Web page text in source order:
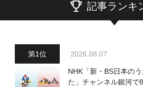
記事ランキ
2026.08.07
NHK「新・BS日本の
た」チャンネル銀河